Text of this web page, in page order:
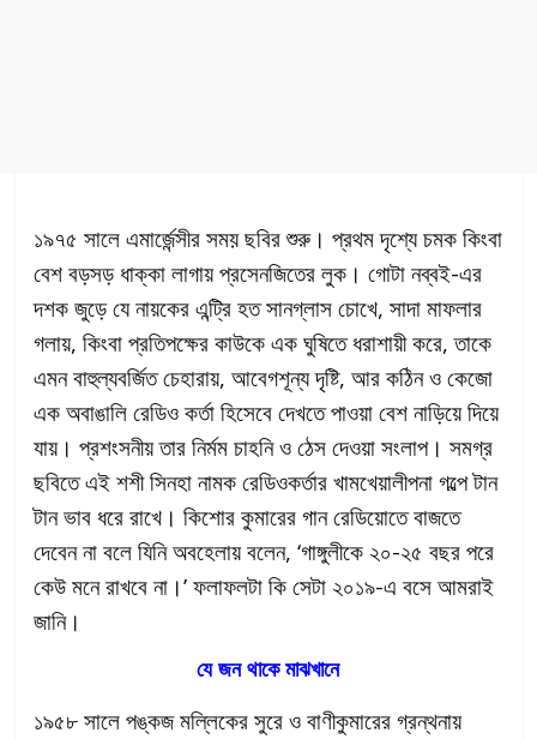
১৯৭৫ সালে এমার্জেন্সীর সময় ছবির শুরু। প্রথম দৃশ্যে চমক কিংবা
বেশ বড়সড় ধাক্কা লাগায় প্রসেনজিতের লুক। গোটা নব্বই-এর
দশক জুড়ে যে নায়কের এন্ট্রি হত সানগ্লাস চোখে, সাদা মাফলার
গলায়, কিংবা প্রতিপক্ষের কাউকে এক ঘুষিতে ধরাশায়ী করে, তাকে
এমন বাহুল্যবর্জিত চেহারায়, আবেগশূন্য দৃষ্টি, আর কঠিন ও কেজো
এক অবাঙালি রেডিও কর্তা হিসেবে দেখতে পাওয়া বেশ নাড়িয়ে দিয়ে
যায়। প্রশংসনীয় তার নির্মম চাহনি ও ঠেস দেওয়া সংলাপ। সমগ্র
ছবিতে এই শশী সিনহা নামক রেডিওকর্তার খামখেয়ালীপনা গল্পে টান
টান ভাব ধরে রাখে। কিশোর কুমারের গান রেডিয়োতে বাজতে
দেবেন না বলে যিনি অবহেলায় বলেন, ‘গাঙ্গুলীকে ২০-২৫ বছর পরে
কেউ মনে রাখবে না।’ ফলাফলটা কি সেটা ২০১৯-এ বসে আমরাই
জানি।
যে জন থাকে মাঝখানে
১৯৫৮ সালে পঙ্কজ মল্লিকের সুরে ও বাণীকুমারের গ্রন্থনায়